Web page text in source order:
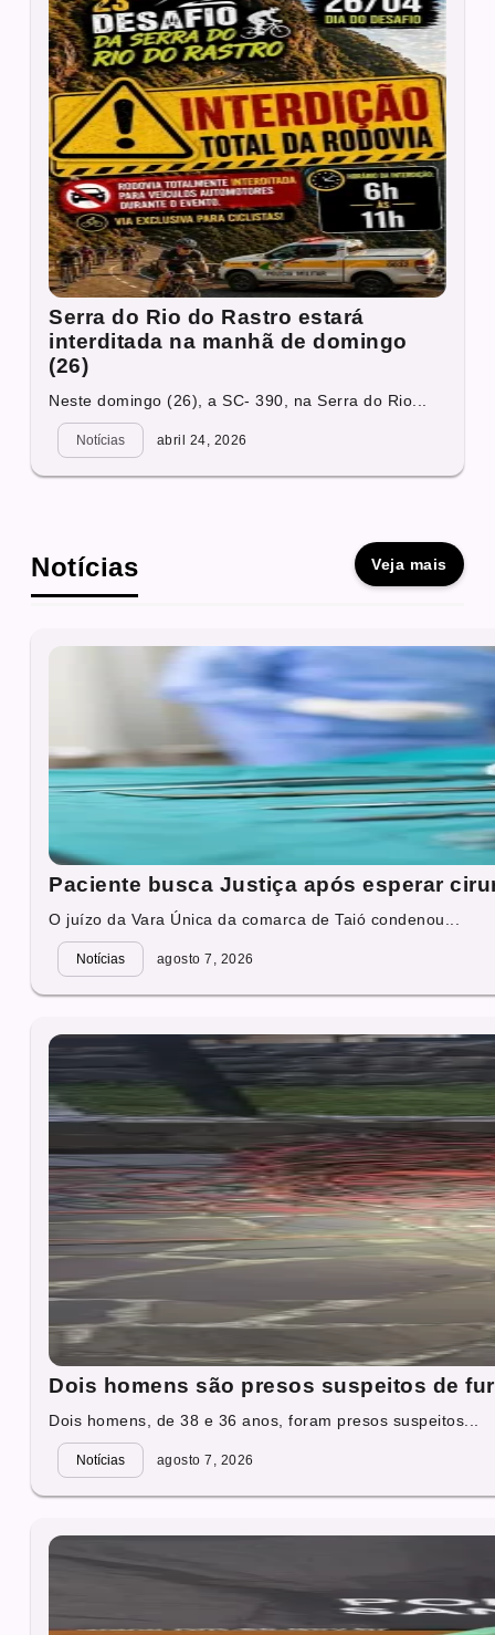
Serra do Rio do Rastro estará
interditada na manhã de domingo
(26)
Neste domingo (26), a SC- 390, na Serra do Rio...
Notícias abril 24, 2026
Notícias Veja mais
Paciente busca Justiça após esperar
O juízo da Vara Única da comarca de Taió condenou...
Notícias agosto 7, 2026
Dois homens são presos suspeitos de
Dois homens, de 38 e 36 anos, foram presos suspeitos...
Notícias agosto 7, 2026